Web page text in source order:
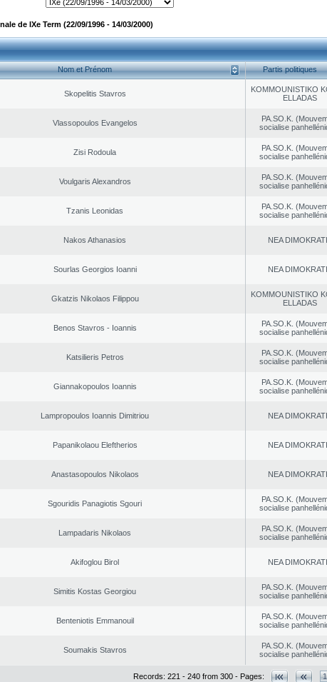
de IXe Term (22/09/1996 - 14/03/2000)
Nom et Prénom Partis politiques
Skopelitis Stavros
KOMMOUNISTIKO
ELLADAS
Vlassopoulos Evangelos
PA.SO.K.
socialise
Zisi Rodoula
PA.SO.K.
socialise
Voulgaris Alexandros
PA.SO.K.
socialise
Tzanis Leonidas
PA.SO.K.
socialise
Nakos Athanasios NEA
Sourlas Georgios Ioanni NEA
Gkatzis Nikolaos Filippou
KOMMOUNISTIKO
ELLADAS
Benos Stavros - Ioannis
PA.SO.K.
socialise
Katsilieris Petros
PA.SO.K.
socialise
Giannakopoulos Ioannis
PA.SO.K.
socialise
Lampropoulos Ioannis Dimitriou NEA
Papanikolaou Eleftherios NEA
Anastasopoulos Nikolaos NEA
Sgouridis Panagiotis Sgouri
PA.SO.K.
socialise
Lampadaris Nikolaos
PA.SO.K.
socialise
Akifoglou Birol NEA
Simitis Kostas Georgiou
PA.SO.K.
socialise
Benteniotis Emmanouil
PA.SO.K.
socialise
Soumakis Stavros
PA.SO.K.
socialise
Records: 221 - 240 from 300 - Pages: